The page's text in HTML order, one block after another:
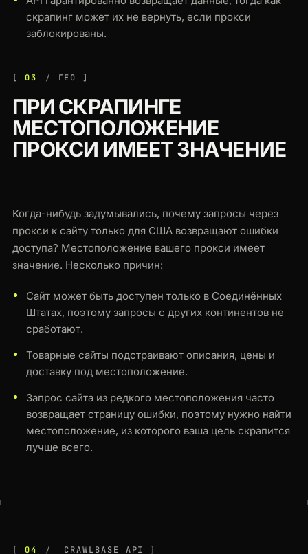
скрапинг может их не вернуть, если прокси
заблокированы.
03 ГЕО
ПРИ СКРАПИНГЕ
МЕСТОПОЛОЖЕНИЕ
ПРОКСИ ИМЕЕТ ЗНАЧЕНИЕ
Когда-нибудь задумывались, почему запросы через
прокси к сайту только для США возвращают ошибки
доступа? Местоположение вашего прокси имеет
значение. Несколько причин:
Сайт может быть доступен только в Соединённых
Штатах, поэтому запросы с других континентов не
сработают.
Товарные сайты подстраивают описания, цены и
доставку под местоположение.
Запрос сайта из редкого местоположения часто
возвращает страницу ошибки, поэтому нужно найти
местоположение, из которого ваша цель скрапится
лучше всего.
04 CRAWLBASE API